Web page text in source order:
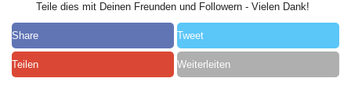
Teile dies mit Deinen Freunden und Followern - Vielen Dank!
Share Tweet
Teilen Weiterleiten